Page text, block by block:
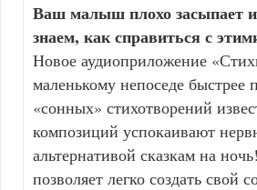
Ваш малыш плохо засыпает
знаем, как справиться с
Новое аудиоприложение
маленькому непоседе быстрее
«сонных» стихотворений
композиций успокаивают
альтернативой сказкам на
позволяет легко создать свой